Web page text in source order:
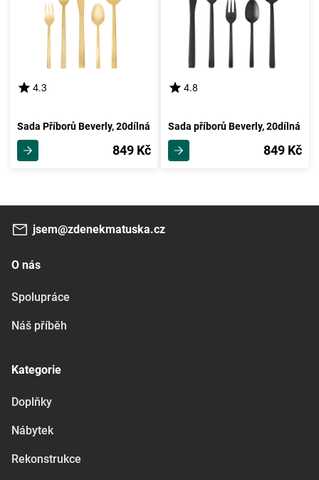
4.3
Sada Příborů Beverly, 20dílná
849 Kč
4.8
Sada příborů Beverly, 20dílná
849 Kč
jsem@zdenekmatuska.cz
O nás
Spolupráce
Náš příběh
Kategorie
Doplňky
Nábytek
Rekonstrukce